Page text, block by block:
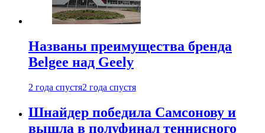
Названы преимущества бренда
Belgee над Geely
2 года спустя2 года спустя
Шнайдер победила Самсонову и
вышла в полуфинал теннисного